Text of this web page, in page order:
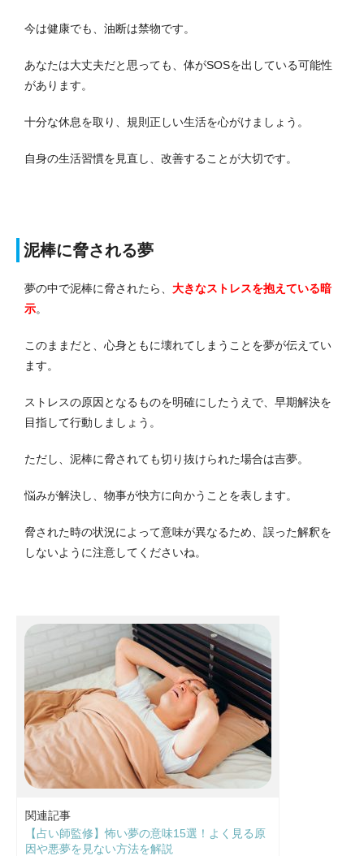
今は健康でも、油断は禁物です。
あなたは大丈夫だと思っても、体がSOSを出している可能性
があります。
十分な休息を取り、規則正しい生活を心がけましょう。
自身の生活習慣を見直し、改善することが大切です。
泥棒に脅される夢
夢の中で泥棒に脅されたら、 大きなストレスを抱えている暗
示。
このままだと、心身ともに壊れてしまうことを夢が伝えてい
ます。
ストレスの原因となるものを明確にしたうえで、早期解決を
目指して行動しましょう。
ただし、泥棒に脅されても切り抜けられた場合は吉夢。
悩みが解決し、物事が快方に向かうことを表します。
脅された時の状況によって意味が異なるため、誤った解釈を
しないように注意してくださいね。
関連記事
【占い師監修】怖い夢の意味15選！よく見る原
因や悪夢を見ない方法を解説